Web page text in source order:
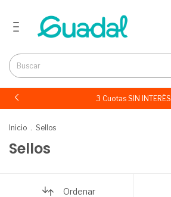
3 Cuotas SIN INTERÉS
Inicio . Sellos
Sellos
Ordenar